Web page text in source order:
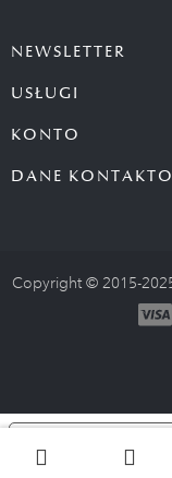
NEWSLETTER
USŁUGI
KONTO
DANE
Copyright © 2015-
Le tue